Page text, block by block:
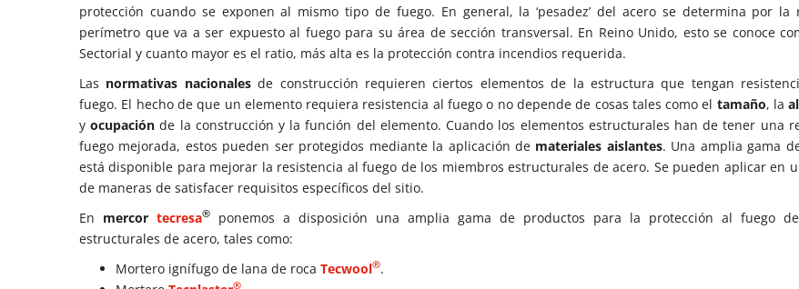
protección cuando se exponen al mismo tipo de fuego. En general, la ‘pesadez’ del acero se determina por la
perímetro que va a ser expuesto al fuego para su área de sección transversal. En Reino Unido, esto se conoce
Sectorial y cuanto mayor es el ratio, más alta es la protección contra incendios requerida.
Las normativas nacionalesde construcción requieren ciertos elementos de la estructura que tengan
fuego. El hecho de que un elemento requiera resistencia al fuego o no depende de cosas tales como el tamaño, la
yocupación de la construcción y la función del elemento. Cuando los elementos estructurales han de tener una
fuego mejorada, estos pueden ser protegidos mediante la aplicación de materiales aislantes. Una amplia gama
está disponible para mejorar la resistencia al fuego de los miembros estructurales de acero. Se pueden aplicar en
de maneras de satisfacer requisitos específicos del sitio.
En mercor tecresa®
ponemos a disposición una amplia gama de productos para la protección al fuego
estructurales de acero, tales como:
Mortero ignífugo de lana de roca Tecwool®.
®